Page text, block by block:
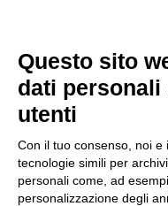
I nostri punti di
Torino|Milano|
Questo sito
dati
utenti
Con il tuo consenso, noi
tecnologie simili per
personali come, ad
personalizzazione degli